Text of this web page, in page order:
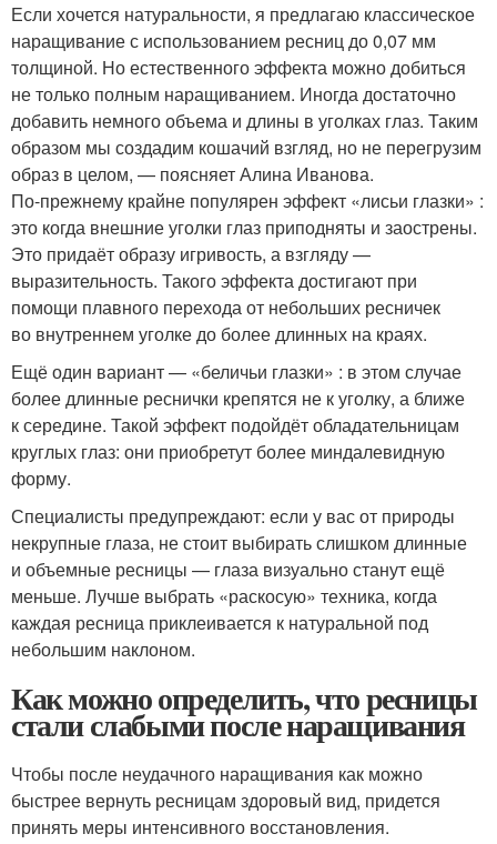
Если хочется натуральности, я предлагаю классическое
наращивание с использованием ресниц до 0,07 мм
толщиной. Но естественного эффекта можно добиться
не только полным наращиванием. Иногда достаточно
добавить немного объема и длины в уголках глаз. Таким
образом мы создадим кошачий взгляд, но не перегрузим
образ в целом, — поясняет Алина Иванова.
По-прежнему крайне популярен эффект «лисьи глазки» :
это когда внешние уголки глаз приподняты и заострены.
Это придаёт образу игривость, а взгляду —
выразительность. Такого эффекта достигают при
помощи плавного перехода от небольших ресничек
во внутреннем уголке до более длинных на краях.
Ещё один вариант — «беличьи глазки» : в этом случае
более длинные реснички крепятся не к уголку, а ближе
к середине. Такой эффект подойдёт обладательницам
круглых глаз: они приобретут более миндалевидную
форму.
Специалисты предупреждают: если у вас от природы
некрупные глаза, не стоит выбирать слишком длинные
и объемные ресницы — глаза визуально станут ещё
меньше. Лучше выбрать «раскосую» техника, когда
каждая ресница приклеивается к натуральной под
небольшим наклоном.
Как можно определить, что ресницы
стали слабыми после наращивания
Чтобы после неудачного наращивания как можно
быстрее вернуть ресницам здоровый вид, придется
принять меры интенсивного восстановления.